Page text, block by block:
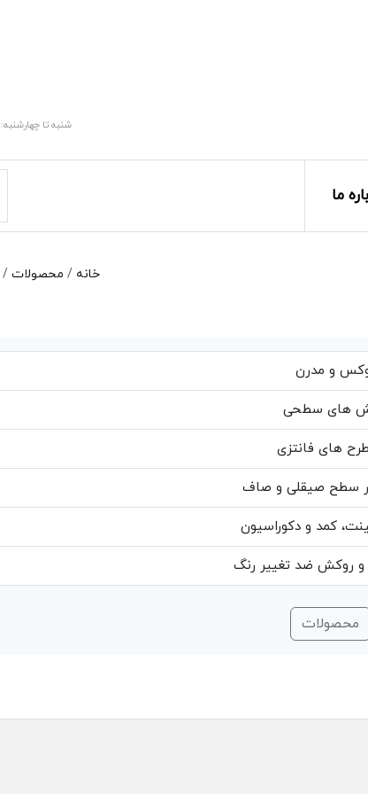
شنبه تا چهارشنبه: 9 صبح الی 6 عصر - پنجشنبه: 9 صبح الی 2 بعد از ظهر
ما
خانه / محصولات /
و مدرن
خش های سطحی
های فانتزی
سطح صیقلی و صاف
کمد و دکوراسیون
محصولات